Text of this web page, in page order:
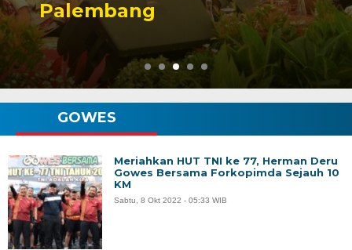
Palembang
GOWES
Meriahkan HUT TNI ke 77, Herman Deru
Gowes Bersama Forkopimda Sejauh 10
KM
Sabtu, 8 Okt 2022 - 05:33 WIB